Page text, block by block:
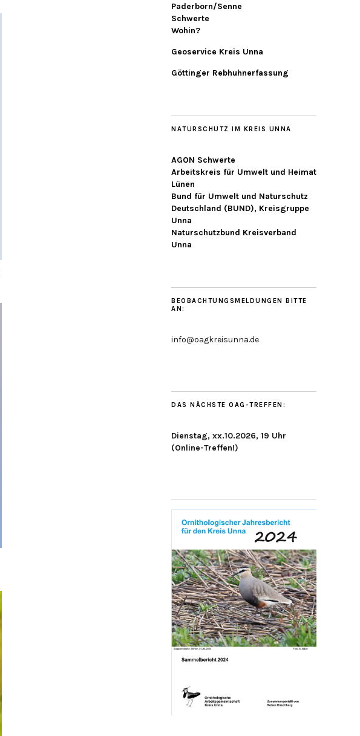
Paderborn/Senne
Schwerte
Wohin?
Geoservice Kreis Unna
Göttinger Rebhuhnerfassung
NATURSCHUTZ IM KREIS UNNA
AGON Schwerte
Arbeitskreis für Umwelt und Heimat
Lünen
Bund für Umwelt und Naturschutz
Deutschland (BUND), Kreisgruppe
Unna
Naturschutzbund Kreisverband
Unna
BEOBACHTUNGSMELDUNGEN BITTE
AN:
info@oagkreisunna.de
DAS NÄCHSTE OAG-TREFFEN:
Dienstag, xx.10.2026, 19 Uhr
(Online-Treffen!)